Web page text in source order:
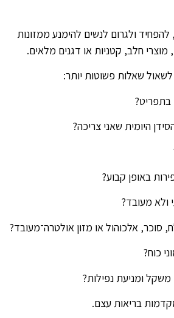
ולגרום לנשים להימנע ממזונות
מוצרי חלב, קטניות או דגנים מלאים.
שאלות פשוטות יותר:
בתפריט?
היומית שאני צריכה?
באופן קבוע?
ולא מעובד?
סוכר, אלכוהול או מזון אולטרה־מעובד?
כוח?
משקל ומניעת נפילות?
בריאות עצם.